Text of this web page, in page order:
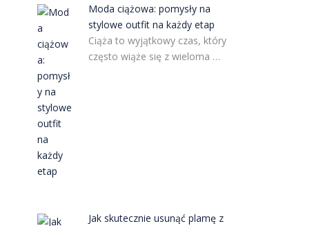
Moda ciążowa: pomysły na
stylowe outfit na każdy etap
Ciąża to wyjątkowy czas, który
często wiąże się z wieloma …
Jak skutecznie usunąć plamę z